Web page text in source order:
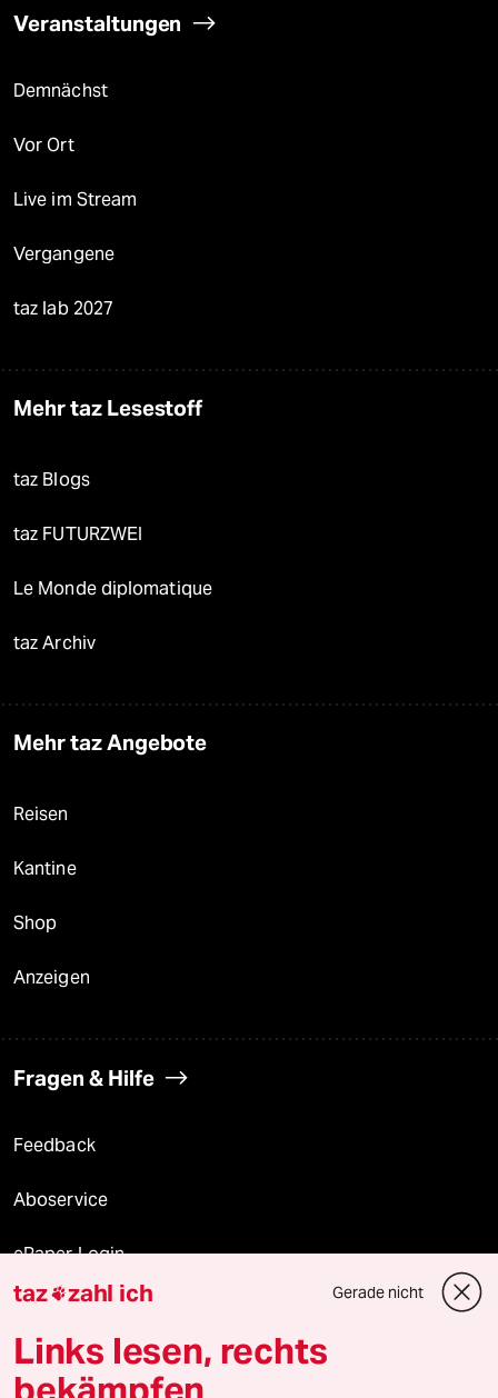
Veranstaltungen
Demnächst
Vor Ort
Live im Stream
Vergangene
taz lab 2027
Mehr taz Lesestoff
taz Blogs
taz FUTURZWEI
Le Monde diplomatique
taz Archiv
Mehr taz Angebote
Reisen
Kantine
Shop
Anzeigen
Fragen & Hilfe
Feedback
Aboservice
ePaper Login
Downloads für Abonnierende
taz zahl ich Gerade nicht
Links lesen, rechts